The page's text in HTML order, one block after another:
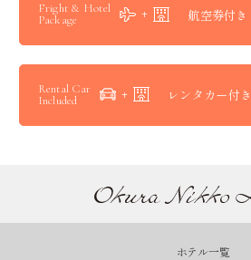
Fright & Hotel
Package
航空券付き
Rental Car
Included
レンタカー付き
ホテル一覧